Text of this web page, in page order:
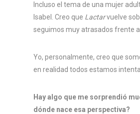
Incluso el tema de una mujer
Isabel. Creo que Lactarvuelve
seguimos muy atrasados frente
Yo, personalmente, creo que
en realidad todos estamos
Hay algo que me sorprendió
dónde nace esa perspectiva?